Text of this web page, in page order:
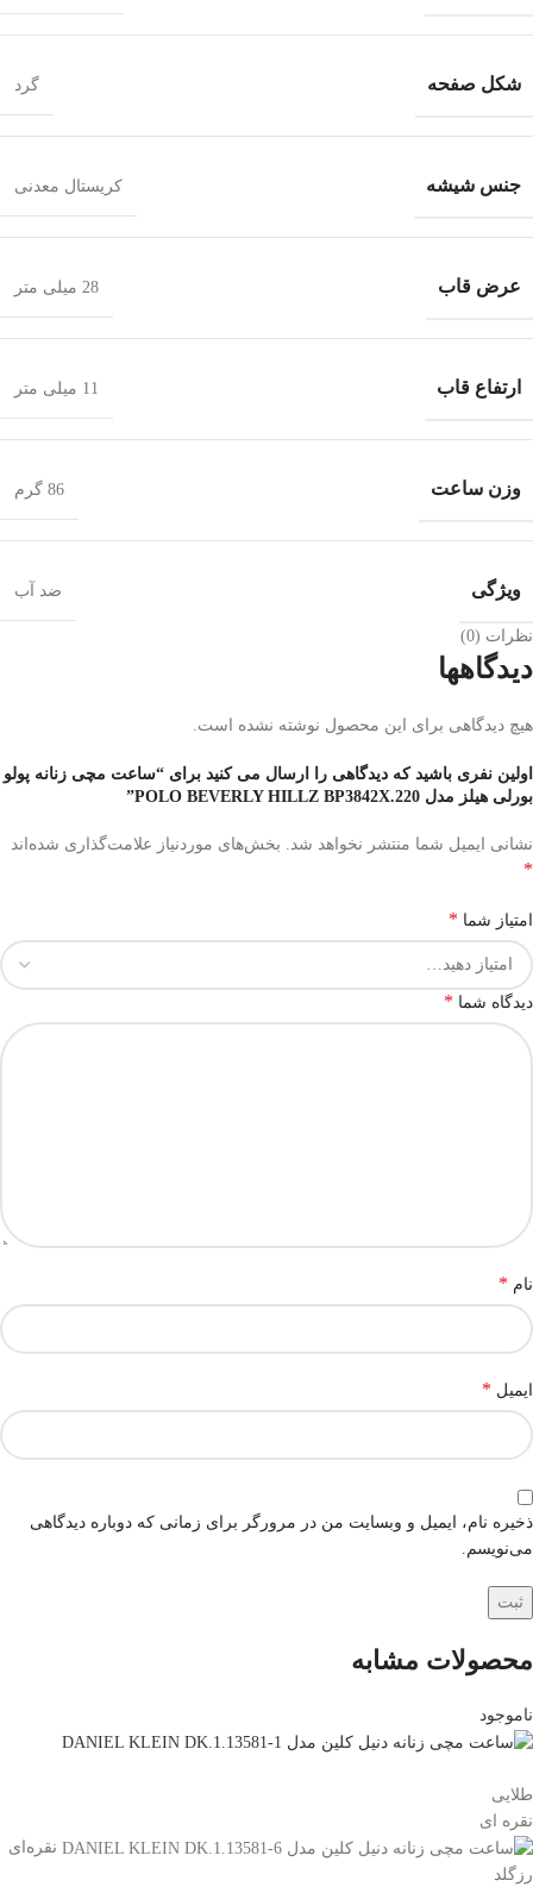
شکل صفحه گرد
جنس شیشه کریستال معدنی
عرض قاب 28 میلی متر
ارتفاع قاب 11 میلی متر
وزن ساعت 86 گرم
ویژگی ضد آب
نظرات (0)
دیدگاهها
هیچ دیدگاهی برای این محصول نوشته نشده است.
اولین نفری باشید که دیدگاهی را ارسال می کنید برای “ساعت مچی زنانه پولو
بورلی هیلز مدل POLO BEVERLY HILLZ BP3842X.220”
نشانی ایمیل شما منتشر نخواهد شد. بخش‌های موردنیاز علامت‌گذاری شده‌اند
*
امتیاز شما *
دیدگاه شما *
نام *
ایمیل *
ذخیره نام، ایمیل و وبسایت من در مرورگر برای زمانی که دوباره دیدگاهی
می‌نویسم.
محصولات مشابه
ناموجود
طلایی
نقره ای
نقره‌ای
رزگلد